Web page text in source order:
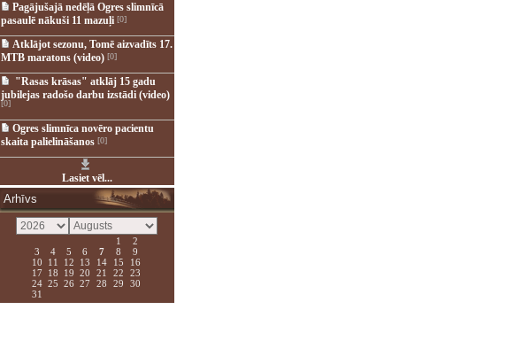
Pagājušajā nedēļā Ogres slimnīcā
pasaulē nākuši 11 mazuļi[0]
Atklājot sezonu, Tomē aizvadīts 17.
MTB maratons (video)[0]
"Rasas krāsas" atklāj 15 gadu
jubilejas radošo darbu izstādi (video)
[0]
Ogres slimnīca novēro pacientu
skaita palielināšanos [0]
Lasiet vēl...
Arhīvs
1
2
3
4 5 6 7 8
9
10
11 12 13 14 15
16
17
18 19 20 21 22
23
24 25 26 27 28 29
30
31